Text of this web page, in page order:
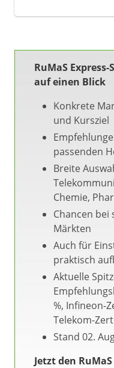
RuMaS
auf einen Blick
Konkrete
und Kursziel
passenden
Breite
Chemie,
Chancen
Märkten
Auch für
praktisch
Aktuelle
%, Infineon-
Telekom-
Stand 02.
Jetzt den